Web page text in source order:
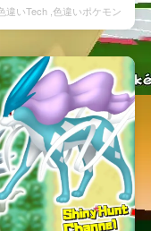
違いTech 色違いポケモン